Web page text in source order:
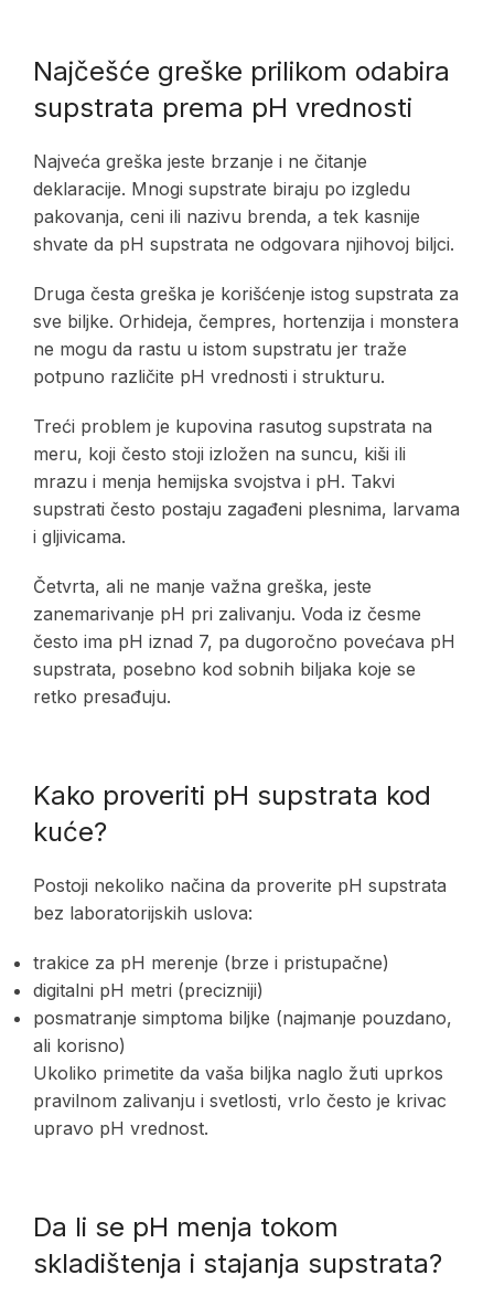
Najčešće greške prilikom odabira
supstrata prema pH vrednosti
Najveća greška jeste brzanje i ne čitanje
deklaracije. Mnogi supstrate biraju po izgledu
pakovanja, ceni ili nazivu brenda, a tek kasnije
shvate da pH supstrata ne odgovara njihovoj biljci.
Druga česta greška je korišćenje istog supstrata za
sve biljke. Orhideja, čempres, hortenzija i monstera
ne mogu da rastu u istom supstratu jer traže
potpuno različite pH vrednosti i strukturu.
Treći problem je kupovina rasutog supstrata na
meru, koji često stoji izložen na suncu, kiši ili
mrazu i menja hemijska svojstva i pH. Takvi
supstrati često postaju zagađeni plesnima, larvama
i gljivicama.
Četvrta, ali ne manje važna greška, jeste
zanemarivanje pH pri zalivanju. Voda iz česme
često ima pH iznad 7, pa dugoročno povećava pH
supstrata, posebno kod sobnih biljaka koje se
retko presađuju.
Kako proveriti pH supstrata kod
kuće?
Postoji nekoliko načina da proverite pH supstrata
bez laboratorijskih uslova:
trakice za pH merenje (brze i pristupačne)
digitalni pH metri (precizniji)
posmatranje simptoma biljke (najmanje pouzdano,
ali korisno)
Ukoliko primetite da vaša biljka naglo žuti uprkos
pravilnom zalivanju i svetlosti, vrlo često je krivac
upravo pH vrednost.
Da li se pH menja tokom
skladištenja i stajanja supstrata?